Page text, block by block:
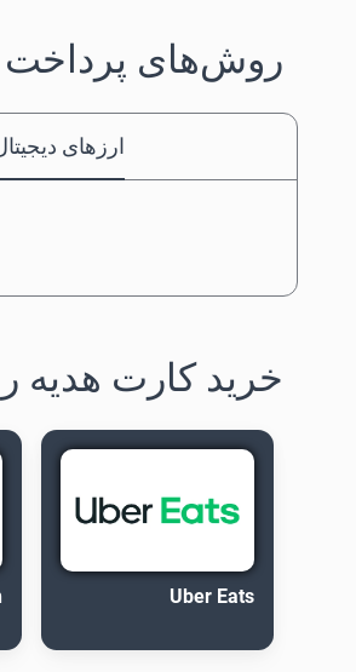
روش‌های پرداخت
ارزهای
خرید کارت هدیه
Uber Eats